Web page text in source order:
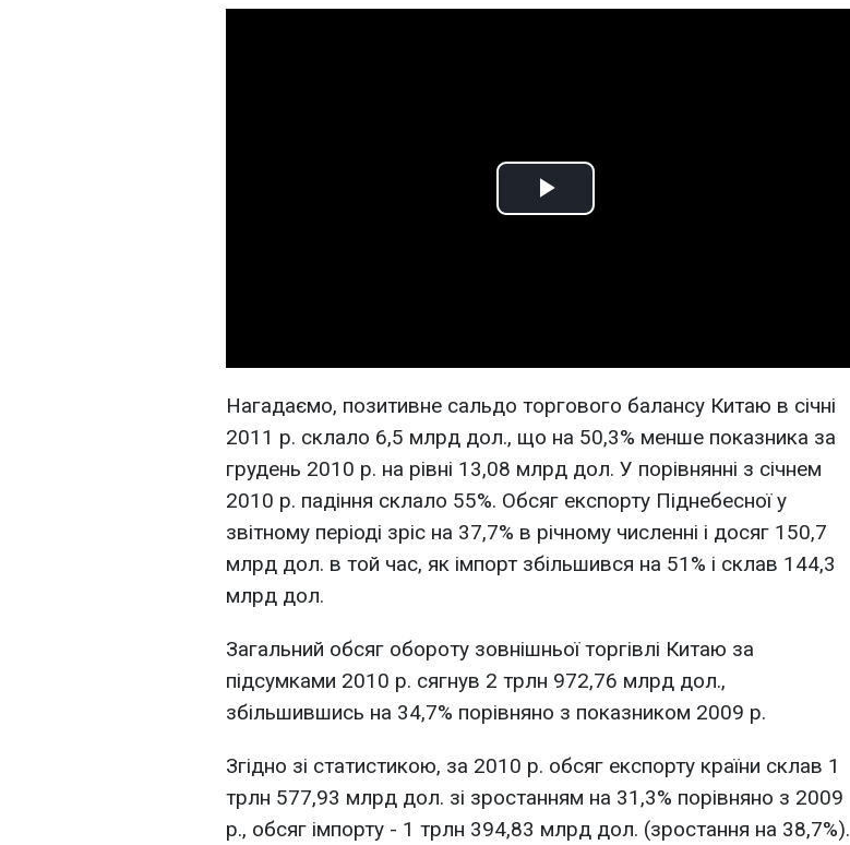
Play
Нагадаємо, позитивне сальдо торгового балансу Китаю в січні
2011 р. склало 6,5 млрд дол., що на 50,3% менше показника за
грудень 2010 р. на рівні 13,08 млрд дол. У порівнянні з січнем
2010 р. падіння склало 55%. Обсяг експорту Піднебесної у
звітному періоді зріс на 37,7% в річному численні і досяг 150,7
млрд дол. в той час, як імпорт збільшився на 51% і склав 144,3
млрд дол.
Загальний обсяг обороту зовнішньої торгівлі Китаю за
підсумками 2010 р. сягнув 2 трлн 972,76 млрд дол.,
збільшившись на 34,7% порівняно з показником 2009 р.
Згідно зі статистикою, за 2010 р. обсяг експорту країни склав 1
трлн 577,93 млрд дол. зі зростанням на 31,3% порівняно з 2009
р., обсяг імпорту - 1 трлн 394,83 млрд дол. (зростання на 38,7%).